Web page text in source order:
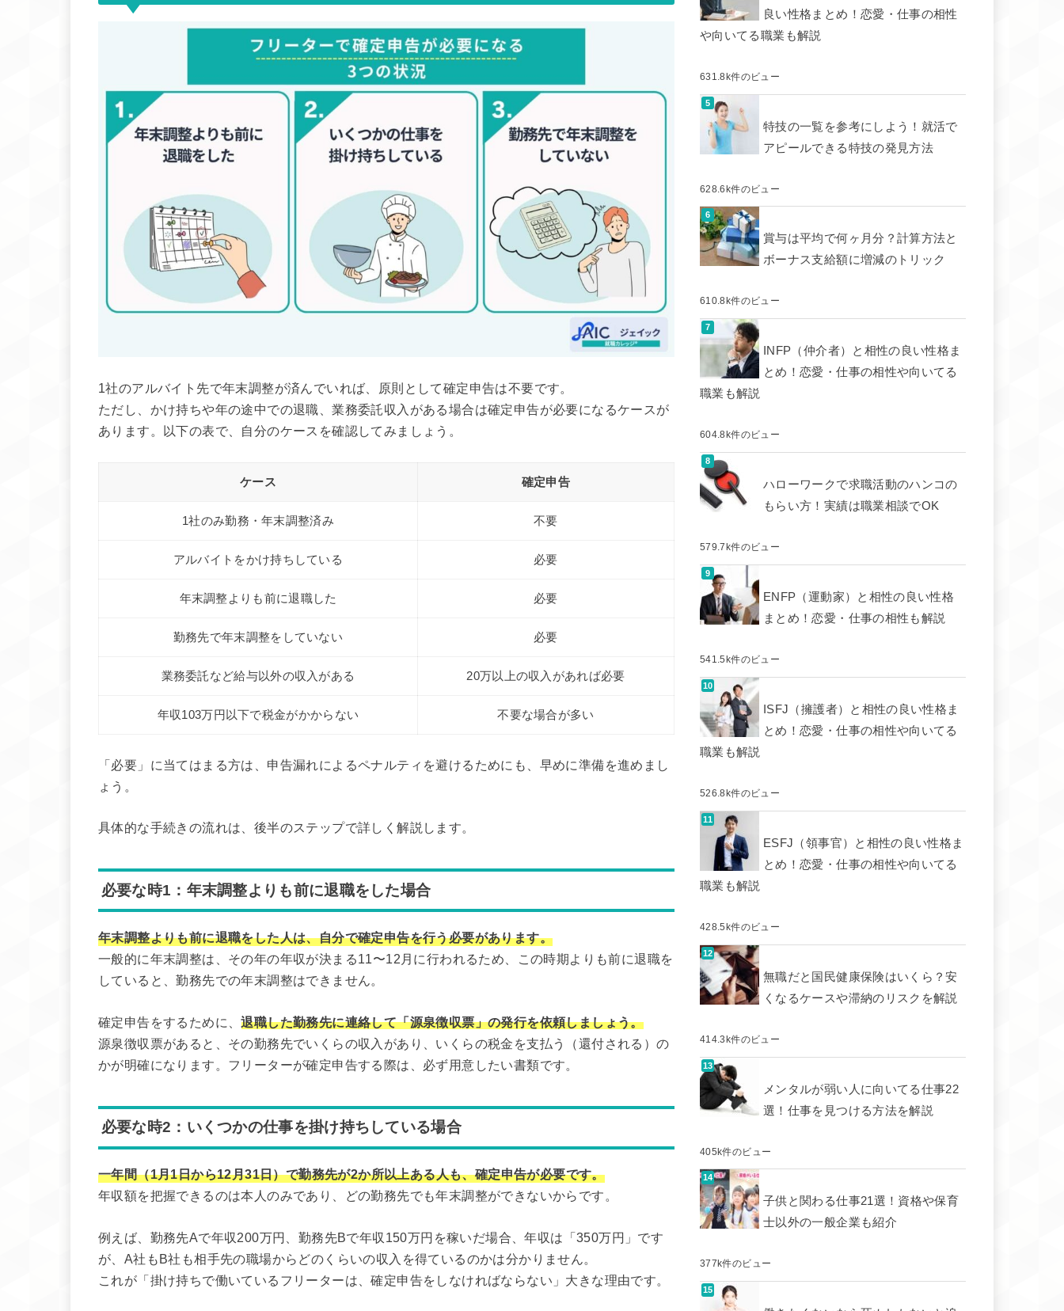
1社のアルバイト先で年末調整が済んでいれば、原則として確定申告は不要です。
ただし、かけ持ちや年の途中での退職、業務委託収入がある場合は確定申告が必要になるケースが
あります。以下の表で、自分のケースを確認してみましょう。
ケース 確定申告
1社のみ勤務・年末調整済み 不要
アルバイトをかけ持ちしている 必要
年末調整よりも前に退職した 必要
勤務先で年末調整をしていない 必要
業務委託など給与以外の収入がある 20万以上の収入があれば必要
年収103万円以下で税金がかからない 不要な場合が多い
「必要」に当てはまる方は、申告漏れによるペナルティを避けるためにも、早めに準備を進めまし
ょう。
具体的な手続きの流れは、後半のステップで詳しく解説します。
必要な時1：年末調整よりも前に退職をした場合
年末調整よりも前に退職をした人は、自分で確定申告を行う必要があります。
一般的に年末調整は、その年の年収が決まる11〜12月に行われるため、この時期よりも前に退職を
していると、勤務先での年末調整はできません。
確定申告をするために、退職した勤務先に連絡して「源泉徴収票」の発行を依頼しましょう。
源泉徴収票があると、その勤務先でいくらの収入があり、いくらの税金を支払う（還付される）の
かが明確になります。フリーターが確定申告する際は、必ず用意したい書類です。
必要な時2：いくつかの仕事を掛け持ちしている場合
一年間（1月1日から12月31日）で勤務先が2か所以上ある人も、確定申告が必要です。
年収額を把握できるのは本人のみであり、どの勤務先でも年末調整ができないからです。
例えば、勤務先Aで年収200万円、勤務先Bで年収150万円を稼いだ場合、年収は「350万円」です
が、A社もB社も相手先の職場からどのくらいの収入を得ているのかは分かりません。
これが「掛け持ちで働いているフリーターは、確定申告をしなければならない」大きな理由です。
良い性格まとめ！恋愛・仕事の相性
や向いてる職業も解説
631.8k件のビュー
特技の一覧を参考にしよう！就活で
アピールできる特技の発見方法
628.6k件のビュー
賞与は平均で何ヶ月分？計算方法と
ボーナス支給額に増減のトリック
610.8k件のビュー
INFP（仲介者）と相性の良い性格ま
とめ！恋愛・仕事の相性や向いてる
職業も解説
604.8k件のビュー
ハローワークで求職活動のハンコの
もらい方！実績は職業相談でOK
579.7k件のビュー
ENFP（運動家）と相性の良い性格
まとめ！恋愛・仕事の相性も解説
541.5k件のビュー
ISFJ（擁護者）と相性の良い性格ま
とめ！恋愛・仕事の相性や向いてる
職業も解説
526.8k件のビュー
ESFJ（領事官）と相性の良い性格ま
とめ！恋愛・仕事の相性や向いてる
職業も解説
428.5k件のビュー
無職だと国民健康保険はいくら？安
くなるケースや滞納のリスクを解説
414.3k件のビュー
メンタルが弱い人に向いてる仕事22
選！仕事を見つける方法を解説
405k件のビュー
子供と関わる仕事21選！資格や保育
士以外の一般企業も紹介
377k件のビュー